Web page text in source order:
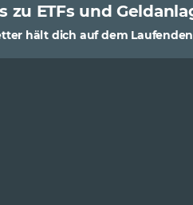
zu ETFs und
hält dich auf dem